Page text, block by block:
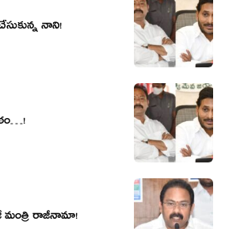
నాని!
మంత్రి రాజీనామా!